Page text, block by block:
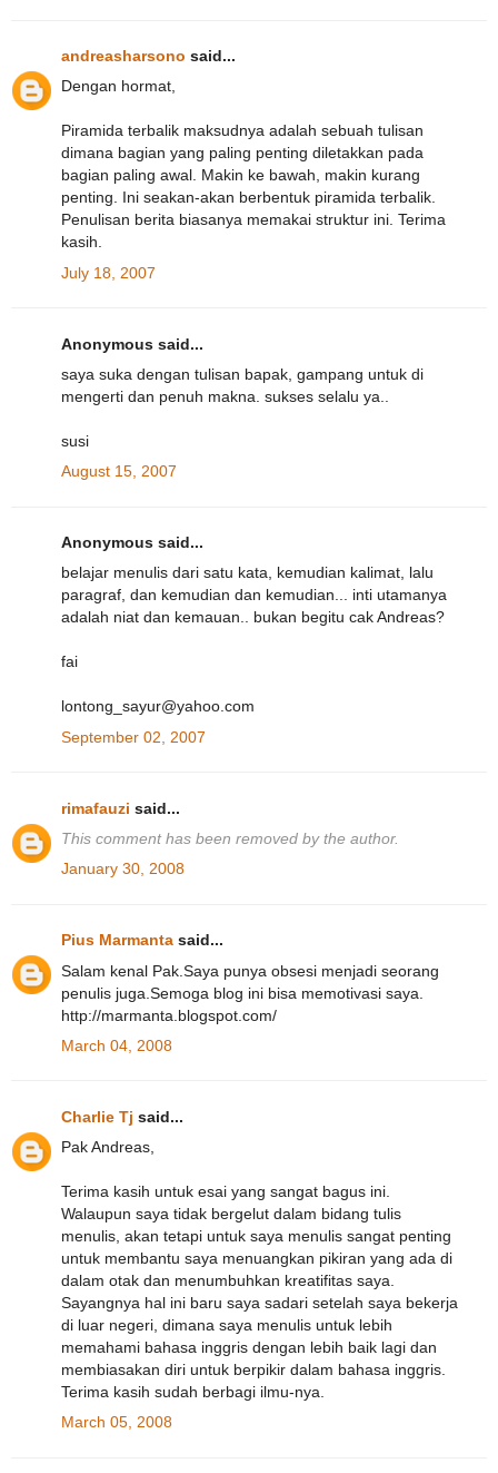
andreasharsono said...
Dengan hormat,
Piramida terbalik maksudnya adalah sebuah tulisan
dimana bagian yang paling penting diletakkan pada
bagian paling awal. Makin ke bawah, makin kurang
penting. Ini seakan-akan berbentuk piramida terbalik.
Penulisan berita biasanya memakai struktur ini. Terima
kasih.
July 18, 2007
Anonymous said...
saya suka dengan tulisan bapak, gampang untuk di
mengerti dan penuh makna. sukses selalu ya..
susi
August 15, 2007
Anonymous said...
belajar menulis dari satu kata, kemudian kalimat, lalu
paragraf, dan kemudian dan kemudian... inti utamanya
adalah niat dan kemauan.. bukan begitu cak Andreas?
fai
lontong_sayur@yahoo.com
September 02, 2007
rimafauzi said...
This comment has been removed by the author.
January 30, 2008
Pius Marmanta said...
Salam kenal Pak.Saya punya obsesi menjadi seorang
penulis juga.Semoga blog ini bisa memotivasi saya.
http://marmanta.blogspot.com/
March 04, 2008
Charlie Tj said...
Pak Andreas,
Terima kasih untuk esai yang sangat bagus ini.
Walaupun saya tidak bergelut dalam bidang tulis
menulis, akan tetapi untuk saya menulis sangat penting
untuk membantu saya menuangkan pikiran yang ada di
dalam otak dan menumbuhkan kreatifitas saya.
Sayangnya hal ini baru saya sadari setelah saya bekerja
di luar negeri, dimana saya menulis untuk lebih
memahami bahasa inggris dengan lebih baik lagi dan
membiasakan diri untuk berpikir dalam bahasa inggris.
Terima kasih sudah berbagi ilmu-nya.
March 05, 2008